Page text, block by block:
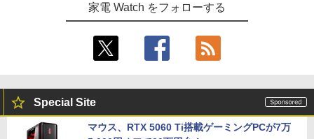
家電 Watch をフォローする
Special Site
マウス、RTX 5060 Ti搭載ゲーミングPCが7万